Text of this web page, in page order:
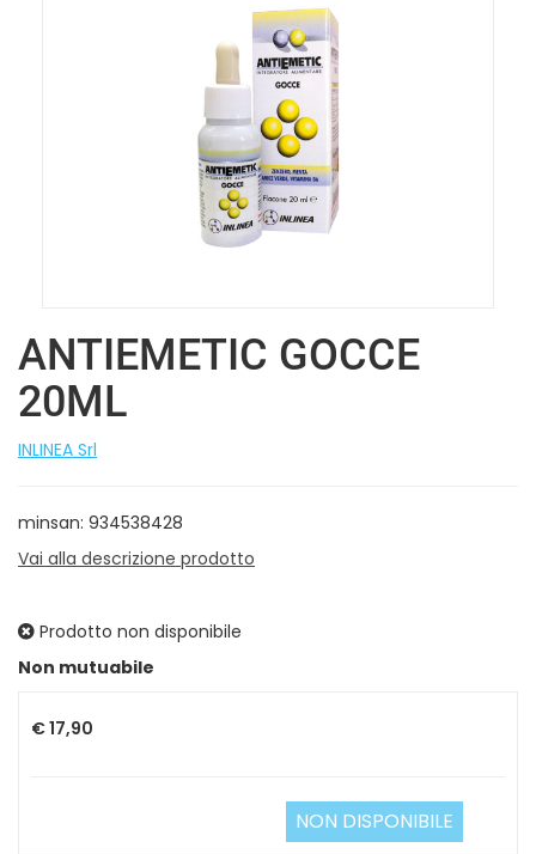
ANTIEMETIC GOCCE
20ML
INLINEA Srl
minsan: 934538428
Vai alla descrizione prodotto
Prodotto non disponibile
Non mutuabile
Prezzo
€ 17,90
NON DISPONIBILE